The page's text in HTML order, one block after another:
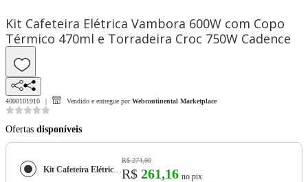
Kit Cafeteira Elétrica Vambora 600W com Copo
Térmico 470ml e Torradeira Croc 750W Cadence
4000101910 Vendido e entregue por Webcontinental Marketplace
Ofertas disponíveis
Kit Cafeteira Elétrica Vambora 600W com Copo Térmico 470ml e Torradeira Croc 750W Cadence
R$ 274,90
R$ 261,16 no pix